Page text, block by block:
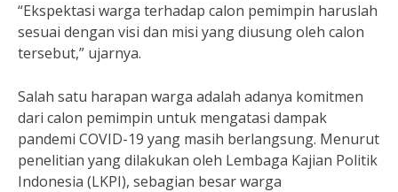
“Ekspektasi warga terhadap calon pemimpin haruslah
sesuai dengan visi dan misi yang diusung oleh calon
tersebut,” ujarnya.
Salah satu harapan warga adalah adanya komitmen
dari calon pemimpin untuk mengatasi dampak
pandemi COVID-19 yang masih berlangsung. Menurut
penelitian yang dilakukan oleh Lembaga Kajian Politik
Indonesia (LKPI), sebagian besar warga